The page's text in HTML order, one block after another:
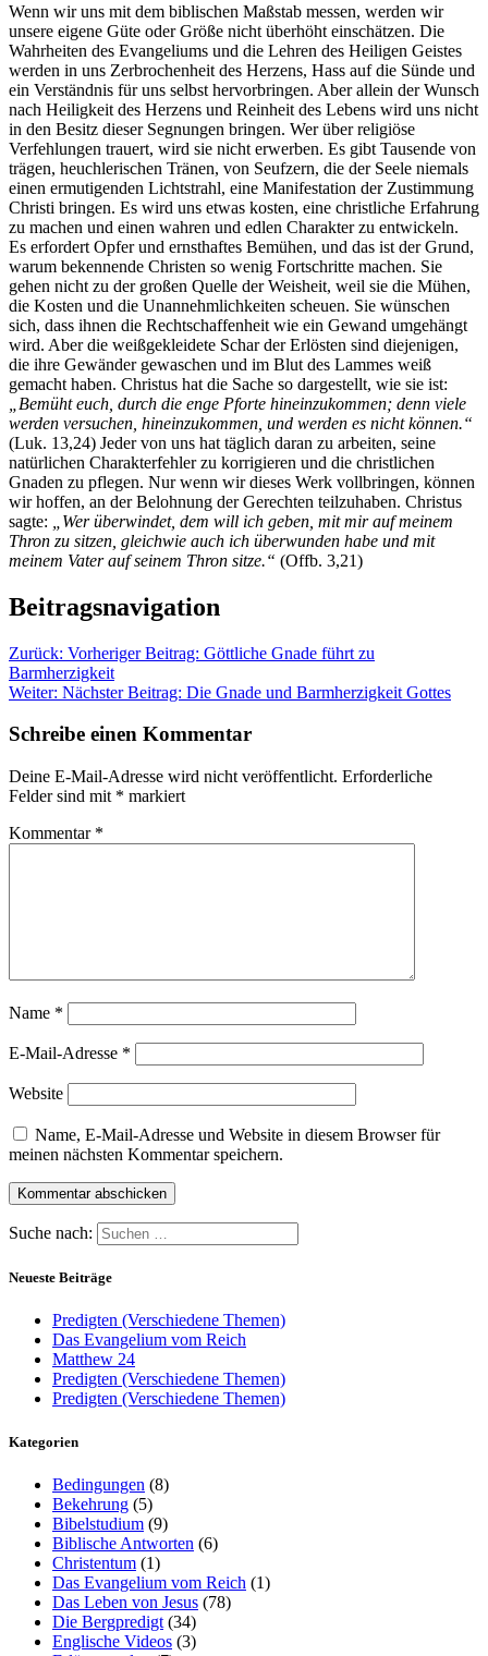
Wenn wir uns mit dem biblischen Maßstab messen, werden wir
unsere eigene Güte oder Größe nicht überhöht einschätzen. Die
Wahrheiten des Evangeliums und die Lehren des Heiligen Geistes
werden in uns Zerbrochenheit des Herzens, Hass auf die Sünde und
ein Verständnis für uns selbst hervorbringen. Aber allein der Wunsch
nach Heiligkeit des Herzens und Reinheit des Lebens wird uns nicht
in den Besitz dieser Segnungen bringen. Wer über religiöse
Verfehlungen trauert, wird sie nicht erwerben. Es gibt Tausende von
trägen, heuchlerischen Tränen, von Seufzern, die der Seele niemals
einen ermutigenden Lichtstrahl, eine Manifestation der Zustimmung
Christi bringen. Es wird uns etwas kosten, eine christliche Erfahrung
zu machen und einen wahren und edlen Charakter zu entwickeln.
Es erfordert Opfer und ernsthaftes Bemühen, und das ist der Grund,
warum bekennende Christen so wenig Fortschritte machen. Sie
gehen nicht zu der großen Quelle der Weisheit, weil sie die Mühen,
die Kosten und die Unannehmlichkeiten scheuen. Sie wünschen
sich, dass ihnen die Rechtschaffenheit wie ein Gewand umgehängt
wird. Aber die weißgekleidete Schar der Erlösten sind diejenigen,
die ihre Gewänder gewaschen und im Blut des Lammes weiß
gemacht haben. Christus hat die Sache so dargestellt, wie sie ist:
„Bemüht euch, durch die enge Pforte hineinzukommen; denn viele
werden versuchen, hineinzukommen, und werden es nicht können.“
(Luk. 13,24) Jeder von uns hat täglich daran zu arbeiten, seine
natürlichen Charakterfehler zu korrigieren und die christlichen
Gnaden zu pflegen. Nur wenn wir dieses Werk vollbringen, können
wir hoffen, an der Belohnung der Gerechten teilzuhaben. Christus
sagte:
„Wer überwindet, dem will ich geben, mit mir auf meinem
Thron zu sitzen, gleichwie auch ich überwunden habe und mit
meinem Vater auf seinem Thron sitze.“ (Offb. 3,21)
Beitragsnavigation
Zurück: Vorheriger Beitrag: Göttliche Gnade führt zu
Barmherzigkeit
Weiter: Nächster Beitrag: Die Gnade und Barmherzigkeit Gottes
Schreibe einen Kommentar
Deine E-Mail-Adresse wird nicht veröffentlicht. Erforderliche
Felder sind mit * markiert
Kommentar *
Name *
E-Mail-Adresse *
Website
Name, E-Mail-Adresse und Website in diesem Browser für
meinen nächsten Kommentar speichern.
Suche nach:
Neueste Beiträge
Predigten (Verschiedene Themen)
Das Evangelium vom Reich
Matthew 24
Predigten (Verschiedene Themen)
Predigten (Verschiedene Themen)
Kategorien
Bedingungen (8)
Bekehrung (5)
Bibelstudium (9)
Biblische Antworten (6)
Christentum (1)
Das Evangelium vom Reich (1)
Das Leben von Jesus (78)
Die Bergpredigt (34)
Englische Videos (3)